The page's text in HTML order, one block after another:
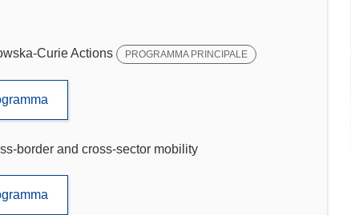
Curie Actions PROGRAMMA PRINCIPALE
border and cross-sector mobility